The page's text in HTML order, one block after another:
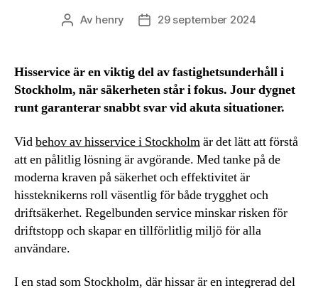
Inläggsförfattare
Av henry Inläggsdatum
29 september 2024
Hisservice är en viktig del av fastighetsunderhåll i
Stockholm, när säkerheten står i fokus. Jour dygnet
runt garanterar snabbt svar vid akuta situationer.
Vidbehov av hisservice i Stockholmär det lätt att förstå
att en pålitlig lösning är avgörande. Med tanke på de
moderna kraven på säkerhet och effektivitet är
hissteknikerns roll väsentlig för både trygghet och
driftsäkerhet. Regelbunden service minskar risken för
driftstopp och skapar en tillförlitlig miljö för alla
användare.
I en stad som Stockholm, där hissar är en integrerad del